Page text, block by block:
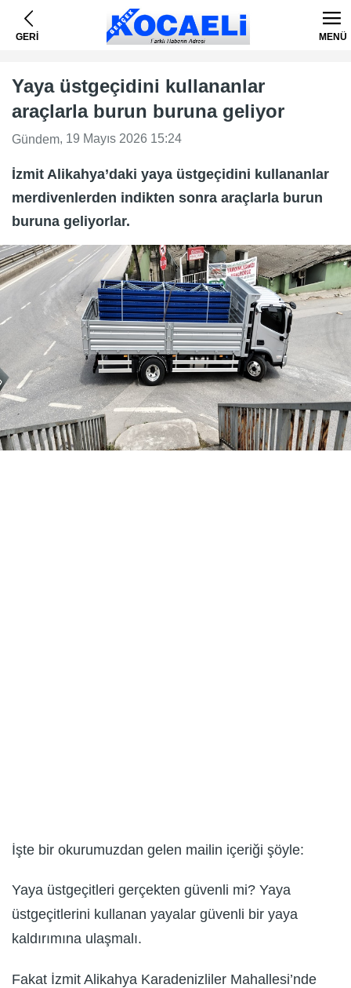
GERİ MENÜ
Yaya üstgeçidini kullananlar
araçlarla burun buruna geliyor
Gündem, 19 Mayıs 2026 15:24
İzmit Alikahya’daki yaya üstgeçidini kullananlar
merdivenlerden indikten sonra araçlarla burun
buruna geliyorlar.
İşte bir okurumuzdan gelen mailin içeriği şöyle:
Yaya üstgeçitleri gerçekten güvenli mi? Yaya
üstgeçitlerini kullanan yayalar güvenli bir yaya
kaldırımına ulaşmalı.
Fakat İzmit Alikahya Karadenizliler Mahallesi’nde